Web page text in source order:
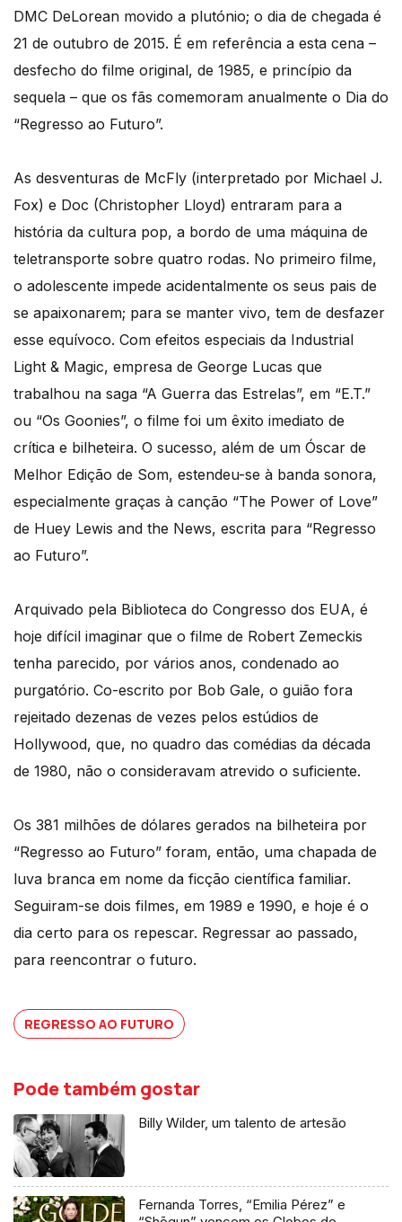
DMC DeLorean movido a plutónio; o dia de chegada é
21 de outubro de 2015. É em referência a esta cena –
desfecho do filme original, de 1985, e princípio da
sequela – que os fãs comemoram anualmente o Dia do
“Regresso ao Futuro”.
As desventuras de McFly (interpretado por Michael J.
Fox) e Doc (Christopher Lloyd) entraram para a
história da cultura pop, a bordo de uma máquina de
teletransporte sobre quatro rodas. No primeiro filme,
o adolescente impede acidentalmente os seus pais de
se apaixonarem; para se manter vivo, tem de desfazer
esse equívoco. Com efeitos especiais da Industrial
Light & Magic, empresa de George Lucas que
trabalhou na saga “A Guerra das Estrelas”, em “E.T.”
ou “Os Goonies”, o filme foi um êxito imediato de
crítica e bilheteira. O sucesso, além de um Óscar de
Melhor Edição de Som, estendeu-se à banda sonora,
especialmente graças à canção “The Power of Love”
de Huey Lewis and the News, escrita para “Regresso
ao Futuro”.
Arquivado pela Biblioteca do Congresso dos EUA, é
hoje difícil imaginar que o filme de Robert Zemeckis
tenha parecido, por vários anos, condenado ao
purgatório. Co-escrito por Bob Gale, o guião fora
rejeitado dezenas de vezes pelos estúdios de
Hollywood, que, no quadro das comédias da década
de 1980, não o consideravam atrevido o suficiente.
Os 381 milhões de dólares gerados na bilheteira por
“Regresso ao Futuro” foram, então, uma chapada de
luva branca em nome da ficção científica familiar.
Seguiram-se dois filmes, em 1989 e 1990, e hoje é o
dia certo para os repescar. Regressar ao passado,
para reencontrar o futuro.
REGRESSO AO FUTURO
Pode também gostar
Billy Wilder, um talento de artesão
Fernanda Torres, “Emilia Pérez” e